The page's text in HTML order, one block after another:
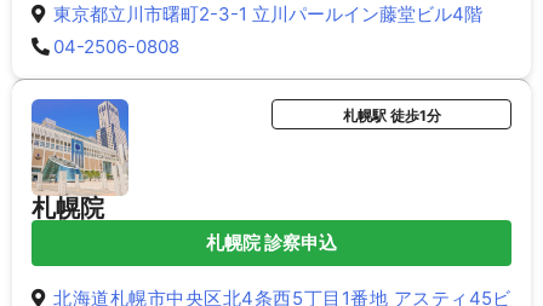
東京都立川市曙町2-3-1 立川パールイン藤堂ビル4階
04-2506-0808
札幌院
札幌駅 徒歩1分
札幌院 診察申込
北海道札幌市中央区北4条西5丁目1番地 アスティ45ビ